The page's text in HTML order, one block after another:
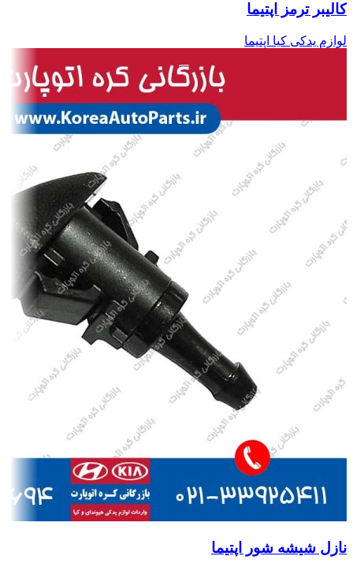
کالیبر ترمز اپتیما
لوازم یدکی کیا اپتیما
نازل شیشه شور اپتیما